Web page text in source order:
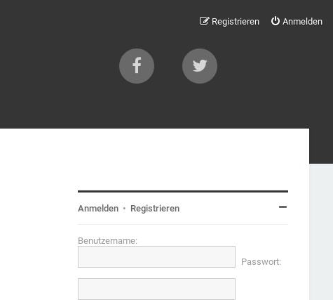
Anmelden
Registrieren
Anmelden • Registrieren
Benutzername:
Passwort: